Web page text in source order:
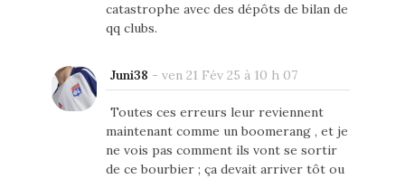
catastrophe avec des dépôts de bilan de
qq clubs.
Juni38 - ven 21 Fév 25 à 10 h 07
Toutes ces erreurs leur reviennent
maintenant comme un boomerang , et je
ne vois pas comment ils vont se sortir
de ce bourbier ; ça devait arriver tôt ou